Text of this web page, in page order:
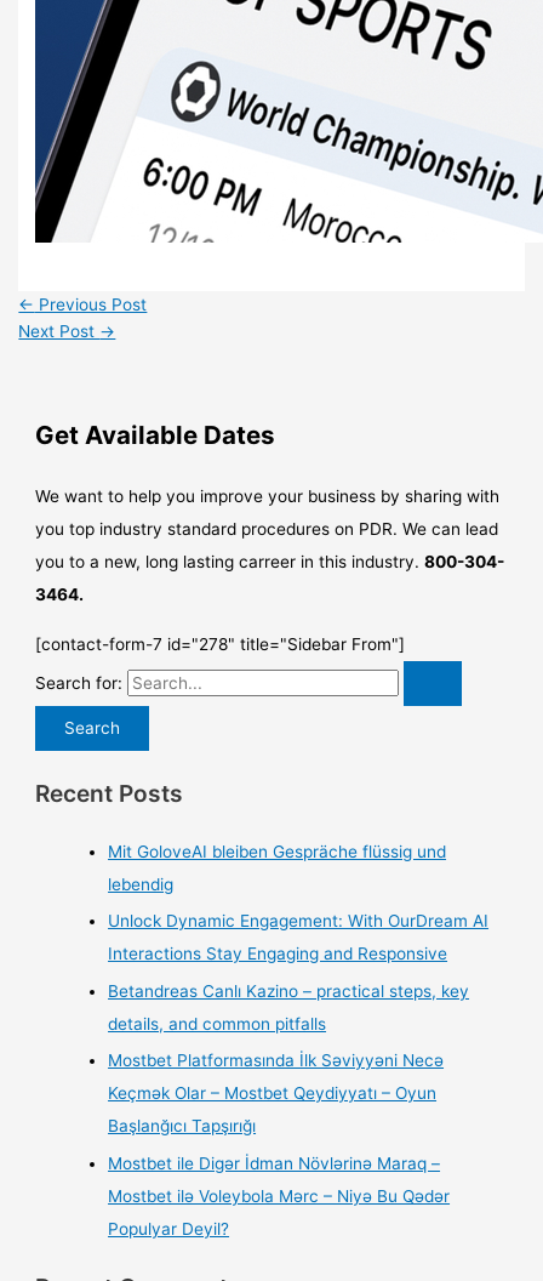
← Previous Post
Next Post →
Get Available Dates
We want to help you improve your business by sharing with
you top industry standard procedures on PDR. We can lead
you to a new, long lasting carreer in this industry.800-304-
3464.
[contact-form-7 id="278" title="Sidebar From"]
Search for:
Recent Posts
Mit GoloveAI bleiben Gespräche flüssig und
lebendig
Unlock Dynamic Engagement: With OurDream AI
Interactions Stay Engaging and Responsive
Betandreas Canlı Kazino – practical steps, key
details, and common pitfalls
Mostbet Platformasında İlk Səviyyəni Necə
Keçmək Olar – Mostbet Qeydiyyatı – Oyun
Başlanğıcı Tapşırığı
Mostbet ile Digər İdman Növlərinə Maraq –
Mostbet ilə Voleybola Mərc – Niyə Bu Qədər
Populyar Deyil?